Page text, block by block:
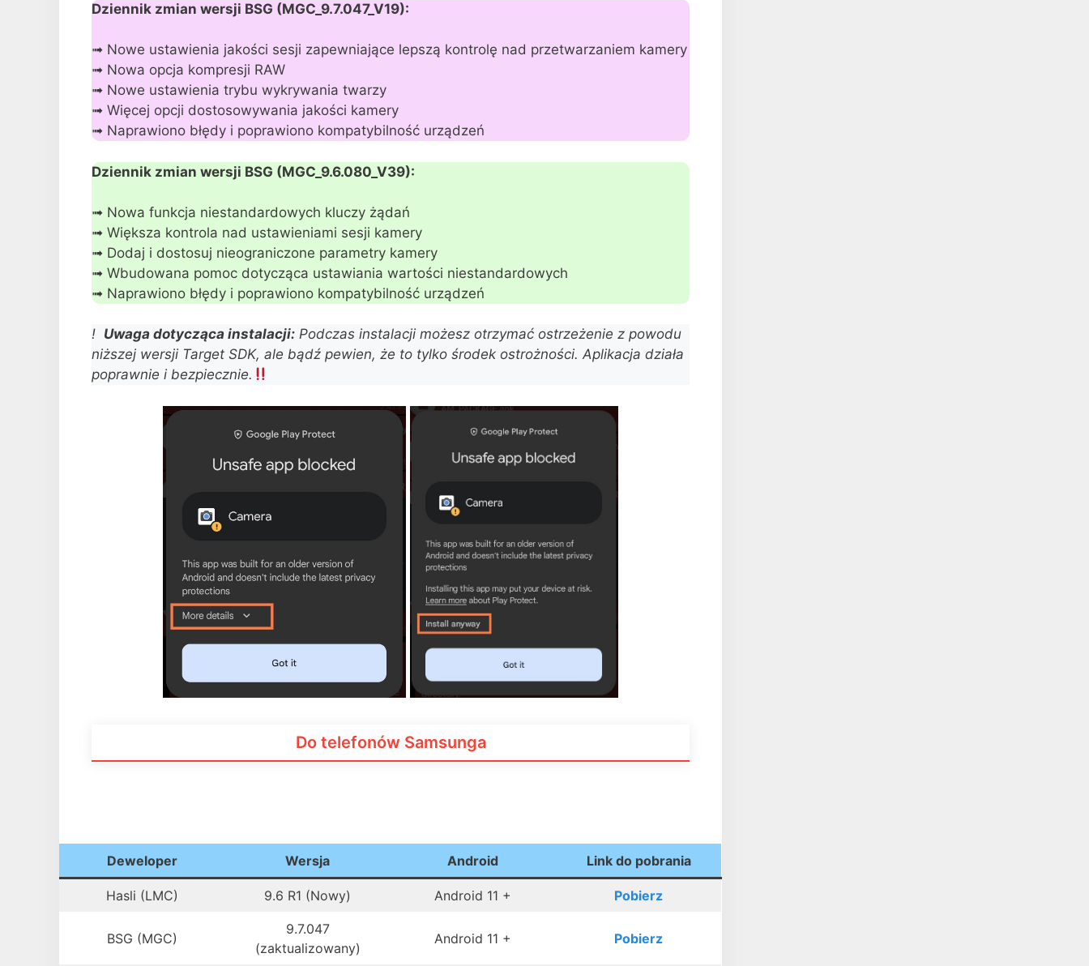
Dziennik zmian wersji BSG (MGC_9.7.047_V19):
➟ Nowe ustawienia jakości sesji zapewniające lepszą kontrolę nad przetwarzaniem kamery
➟ Nowa opcja kompresji RAW
➟ Nowe ustawienia trybu wykrywania twarzy
➟ Więcej opcji dostosowywania jakości kamery
➟ Naprawiono błędy i poprawiono kompatybilność urządzeń
Dziennik zmian wersji BSG (MGC_9.6.080_V39):
➟ Nowa funkcja niestandardowych kluczy żądań
➟ Większa kontrola nad ustawieniami sesji kamery
➟ Dodaj i dostosuj nieograniczone parametry kamery
➟ Wbudowana pomoc dotycząca ustawiania wartości niestandardowych
➟ Naprawiono błędy i poprawiono kompatybilność urządzeń
! ️ Uwaga dotycząca instalacji: Podczas instalacji możesz otrzymać ostrzeżenie z powodu
niższej wersji Target SDK, ale bądź pewien, że to tylko środek ostrożności. Aplikacja działa
poprawnie i bezpiecznie.
Do telefonów Samsunga
Deweloper Wersja Android Link do pobrania
Hasli (LMC) 9.6 R1 (Nowy) Android 11 + Pobierz
BSG (MGC)
9.7.047
(zaktualizowany)
Android 11 + Pobierz